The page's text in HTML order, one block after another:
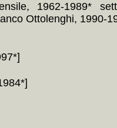
1962-1989*
Ottolenghi, 1990-